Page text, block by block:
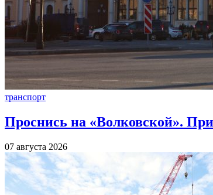
транспорт
Проснись на «Волковской».
07 августа 2026